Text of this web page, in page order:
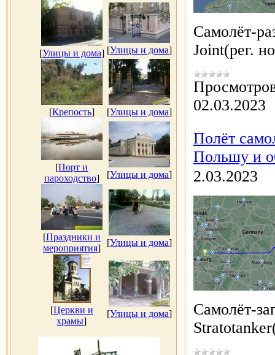
[Улицы и дома] [Улицы и дома]
[Крепость] [Улицы и дома]
[Порт и
пароходство] [Улицы и дома]
[Праздники и
мероприятия]
[Улицы и дома]
[Церкви и
храмы]
[Улицы и дома]
Самолёт-
Joint(рег.
02.03.2023
Полёт
Польшу и
2.03.2023
Самолёт-